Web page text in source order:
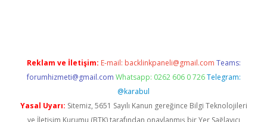
Reklam ve İletişim: E-mail: backlinkpaneli@gmail.com Teams:
forumhizmeti@gmail.com Whatsapp: 0262 606 0 726 Telegram:
@karabul
Yasal Uyarı: Sitemiz, 5651 Sayılı Kanun gereğince Bilgi Teknolojileri
ve İletişim Kurumu (BTK) tarafından onaylanmış bir Yer Sağlayıcı